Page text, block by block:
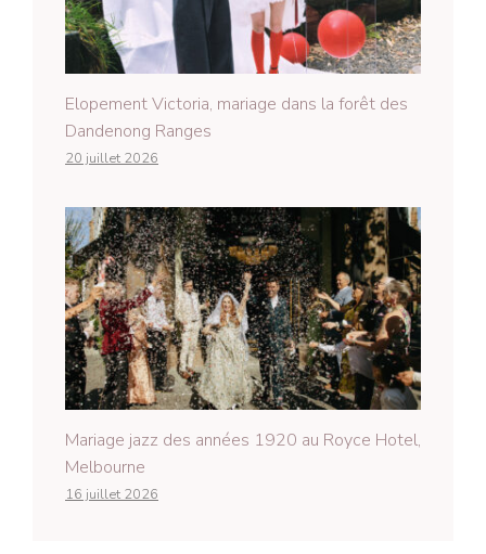
Elopement Victoria, mariage dans la forêt des
Dandenong Ranges
20 juillet 2026
Mariage jazz des années 1920 au Royce Hotel,
Melbourne
16 juillet 2026